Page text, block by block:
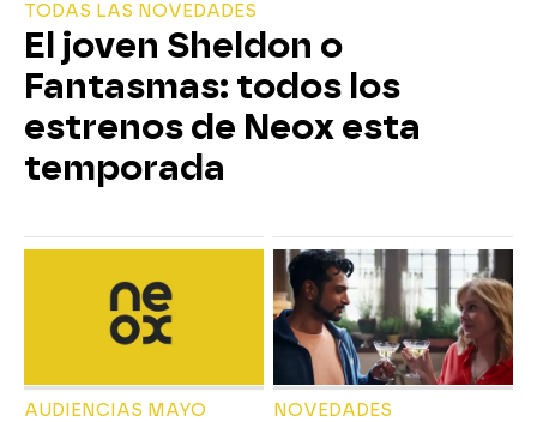
TODAS LAS NOVEDADES
El joven Sheldon o
Fantasmas: todos los
estrenos de Neox esta
temporada
AUDIENCIAS MAYO NOVEDADES